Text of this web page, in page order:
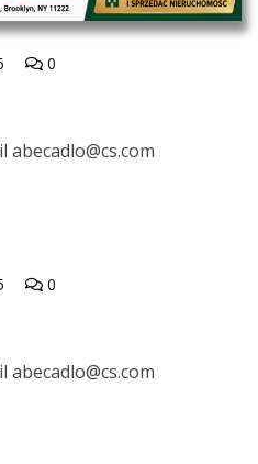
0
abecadlo@cs.com
0
abecadlo@cs.com